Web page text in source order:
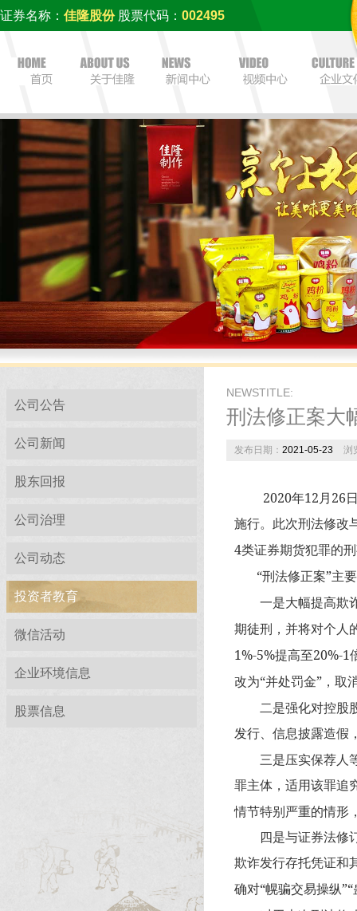
证券名称： 佳隆股份股票代码： 002495
公司公告
公司新闻
股东回报
公司治理
公司动态
投资者教育
微信活动
企业环境信息
股票信息
NEWSTITLE:
刑法修正案大
发布日期： 2021-05-23 浏
2020年12 月 26
施行。此次刑法修改
4类证券期货犯罪的
“刑法修正案”主
一是大幅提高欺诈
期徒刑，并将对个人
1%-5%提高至20%-1
改为“并处罚金” ，取
二是强化对控股
发行、信息披露造假
三是压实保荐人
罪主体，适用该罪追
情节特别严重的情形
四是与证券法修订
欺诈发行存托凭证和
确对“幌骗交易操纵”“